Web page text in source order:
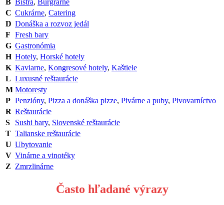
C Cukrárne, Catering
D Donáška a rozvoz jedál
F Fresh bary
G Gastronómia
H Hotely, Horské hotely
K Kaviarne, Kongresové hotely, Kaštiele
L Luxusné reštaurácie
M Motoresty
P Penzióny, Pizza a donáška pizze, Pivárne a puby, Pivovarníctvo
R Reštaurácie
S
Sushi bary, Slovenské reštaurácie
T Talianske reštaurácie
U Ubytovanie
V Vinárne a vinotéky
Z Zmrzlinárne
Často hľadané výrazy